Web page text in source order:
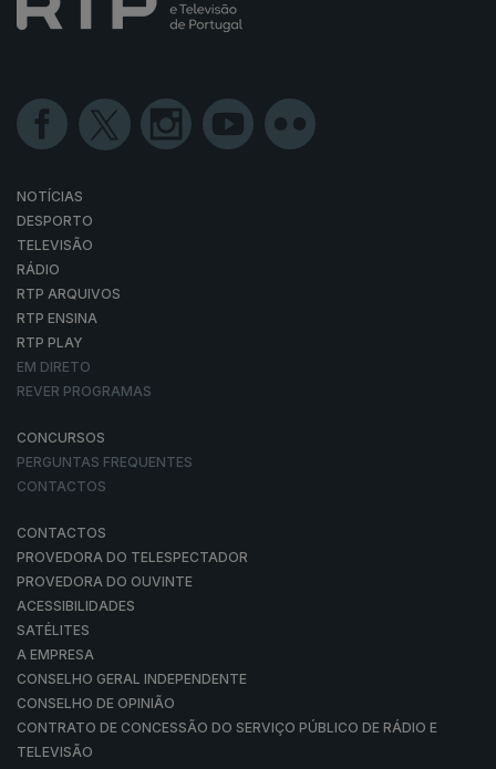
NOTÍCIAS
DESPORTO
TELEVISÃO
RÁDIO
RTP ARQUIVOS
RTP ENSINA
RTP PLAY
EM DIRETO
REVER PROGRAMAS
CONCURSOS
PERGUNTAS FREQUENTES
CONTACTOS
CONTACTOS
PROVEDORA DO TELESPECTADOR
PROVEDORA DO OUVINTE
ACESSIBILIDADES
SATÉLITES
A EMPRESA
CONSELHO GERAL INDEPENDENTE
CONSELHO DE OPINIÃO
CONTRATO DE CONCESSÃO DO SERVIÇO PÚBLICO DE RÁDIO E
TELEVISÃO